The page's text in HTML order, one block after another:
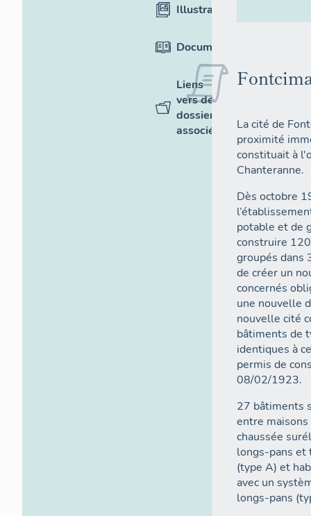
Illustrations
Documentation
Liens
vers des
dossiers
associés
La cité de
proximité
constituait à
Chanteranne.
Dès octobre
potable et de
construire
groupés dans
de créer un
concernés
une nouvelle
nouvelle cité
bâtiments de
identiques à
permis de
08/02/1923.
27 bâtiments
entre
chaussée
longs-pans et
(type A) et
avec un
longs-pans